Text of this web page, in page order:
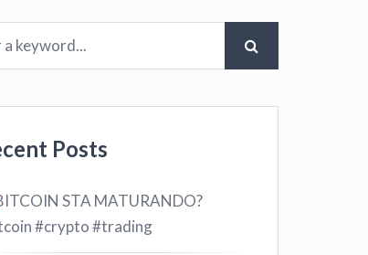
Posts
STA MATURANDO?
#crypto #trading